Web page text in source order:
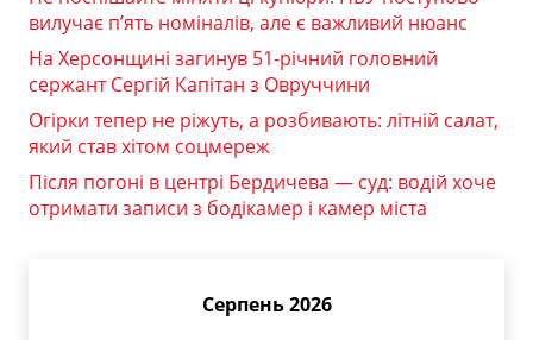
вилучає п’ять номіналів, але є важливий нюанс
На Херсонщині загинув 51-річний головний
сержант Сергій Капітан з Овруччини
Огірки тепер не ріжуть, а розбивають: літній салат,
який став хітом соцмереж
Після погоні в центрі Бердичева — суд: водій хоче
отримати записи з бодікамер і камер міста
Серпень 2026